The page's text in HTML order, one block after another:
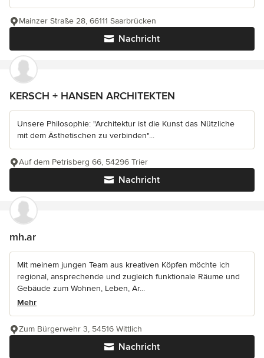
Nachricht
Mainzer Straße 28, 66111 Saarbrücken
KERSCH + HANSEN ARCHITEKTEN
Unsere Philosophie: "Architektur ist die Kunst das Nützliche
mit dem Ästhetischen zu verbinden"...
Nachricht
Auf dem Petrisberg 66, 54296 Trier
mh.ar
Mit meinem jungen Team aus kreativen Köpfen möchte ich
regional, ansprechende und zugleich funktionale Räume und
Gebäude zum Wohnen, Leben, Ar...
Mehr
Nachricht
Zum Bürgerwehr 3, 54516 Wittlich